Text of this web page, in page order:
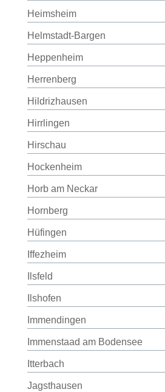
Heimsheim
Helmstadt-Bargen
Heppenheim
Herrenberg
Hildrizhausen
Hirrlingen
Hirschau
Hockenheim
Horb am Neckar
Hornberg
Hüfingen
Iffezheim
Ilsfeld
Ilshofen
Immendingen
Immenstaad am Bodensee
Itterbach
Jagsthausen